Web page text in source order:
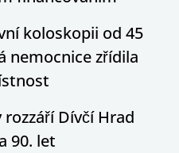
koloskopii od 45
nemocnice zřídila
Dívčí Hrad
90. let